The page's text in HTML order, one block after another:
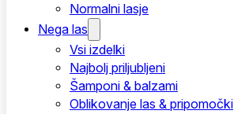
Normalni lasje
Nega las
Vsi izdelki
Najbolj priljubljeni
Šamponi & balzami
Oblikovanje las & pripomočki